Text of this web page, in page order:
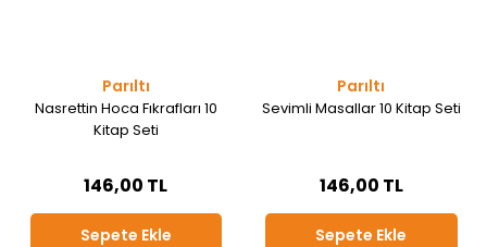
Parıltı
Nasrettin Hoca Fıkrafları 10
Kitap Seti
146,00 TL
Sepete Ekle
Parıltı
Sevimli Masallar 10 Kitap Seti
146,00 TL
Sepete Ekle